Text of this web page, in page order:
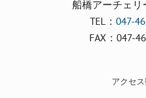
船橋アーチェリ
TEL： 047-
FAX：047-
アクセ